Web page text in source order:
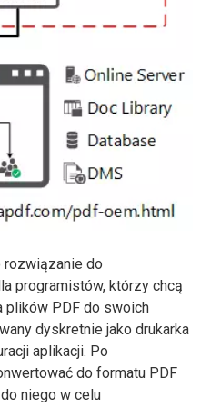
rozwiązanie do
programistów, którzy chcą
plików PDF do swoich
dyskretnie jako drukarka
aplikacji. Po
do formatu PDF
niego w celu